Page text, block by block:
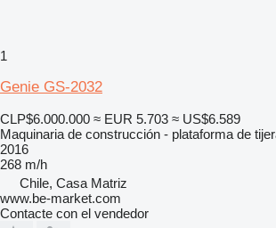
1
Genie GS-2032
CLP$6.000.000 ≈ EUR 5.703 ≈ US$6.589
Maquinaria de construcción - plataforma de
2016
268 m/h
Chile, Casa Matriz
www.be-market.com
Contacte con el vendedor